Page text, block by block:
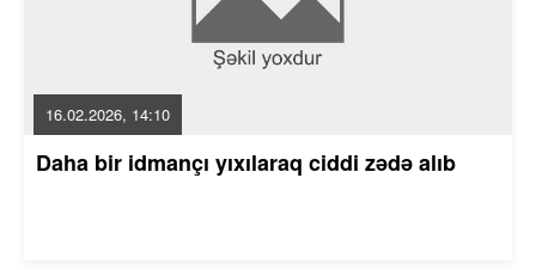
16.02.2026, 14:10
Daha bir idmançı yıxılaraq ciddi zədə alıb